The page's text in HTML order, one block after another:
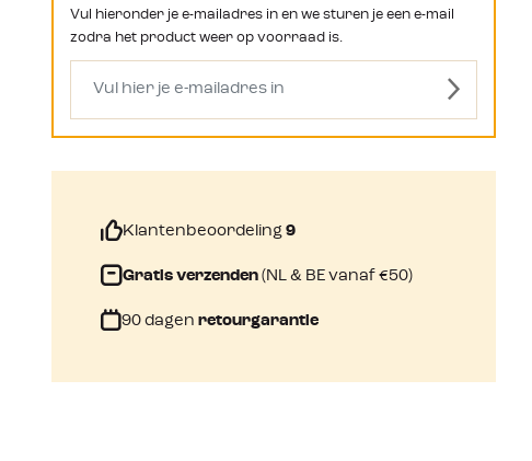
Vul hieronder je e-mailadres in en we sturen je een e-mail
zodra het product weer op voorraad is.
Klantenbeoordeling 9
Gratis verzenden (NL & BE vanaf €50)
90 dagen retourgarantie